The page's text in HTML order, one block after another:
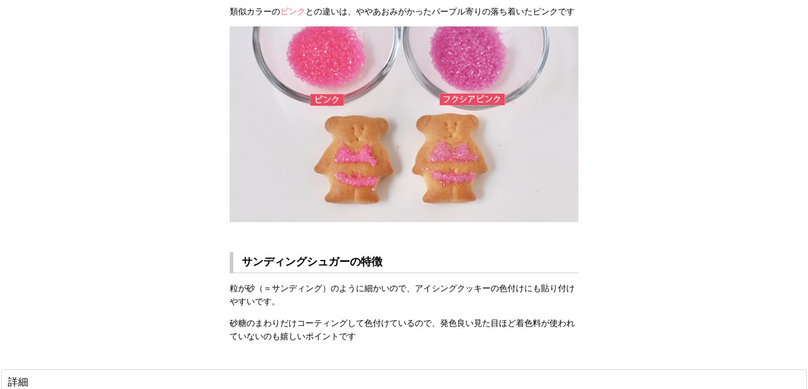
類似カラーのピンク との違いは、ややあおみがかったパープル寄りの落ち着いたピンクです
サンディングシュガーの特徴
粒が砂（＝サンディング）のように細かいので、アイシングクッキーの色付けにも貼り付け
やすいです。
砂糖のまわりだけコーティングして色付けているので、発色良い見た目ほど着色料が使われ
ていないのも嬉しいポイントです
詳細